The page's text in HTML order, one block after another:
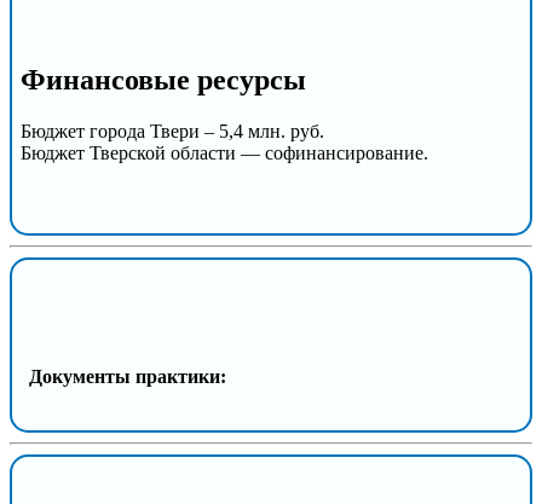
Финансовые ресурсы
Бюджет города Твери – 5,4 млн. руб.
Бюджет Тверской области — софинансирование.
Документы практики: